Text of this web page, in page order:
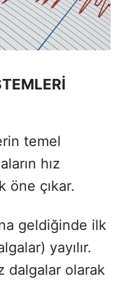
temel
hız
öne çıkar.
geldiğinde ilk
yayılır.
dalgalar olarak